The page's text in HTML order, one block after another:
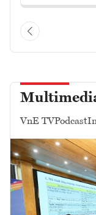
VnE TVPodcast